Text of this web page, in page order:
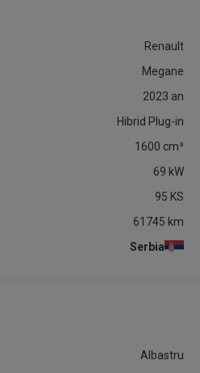
Renault
Megane
2023 an
Hibrid Plug-in
1600 cm³
69 kW
95 KS
61745 km
Serbia
Albastru